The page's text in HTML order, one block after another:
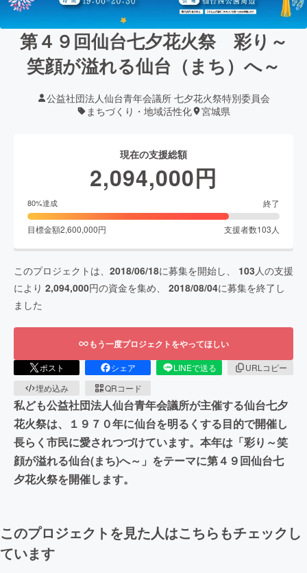
第４９回仙台七夕花火祭 彩り～
笑顔が溢れる仙台（まち）へ～
公益社団法人仙台青年会議所 七夕花火祭特別委員会
まちづくり・地域活性化
宮城県
現在の支援総額
2,094,000円
80%達成 終了
目標金額2,600,000円 支援者数103 人
このプロジェクトは、 2018/06/18に募集を開始し、 103 人の支援
により 2,094,000円の資金を集め、 2018/08/04に募集を終了し
ました
もう一度プロジェクトをやってほしい
ポスト シェア LINEで送る
URLコピー
埋め込み
QRコード
私ども公益社団法人仙台青年会議所が主催する仙台七夕
花火祭は、１９７０年に仙台を明るくする目的で開催し
長らく市民に愛されつづけています。本年は「彩り～笑
顔が溢れる仙台(まち)へ～」をテーマに第４９回仙台七
夕花火祭を開催します。
このプロジェクトを見た人はこちらもチェックし
ています